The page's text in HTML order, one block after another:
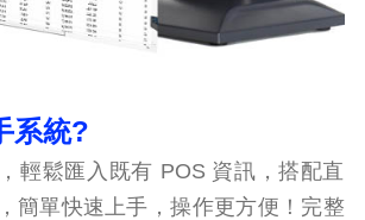
系統?
輕鬆匯入既有 POS 資訊，搭配直
簡單快速上手，操作更方便！完整